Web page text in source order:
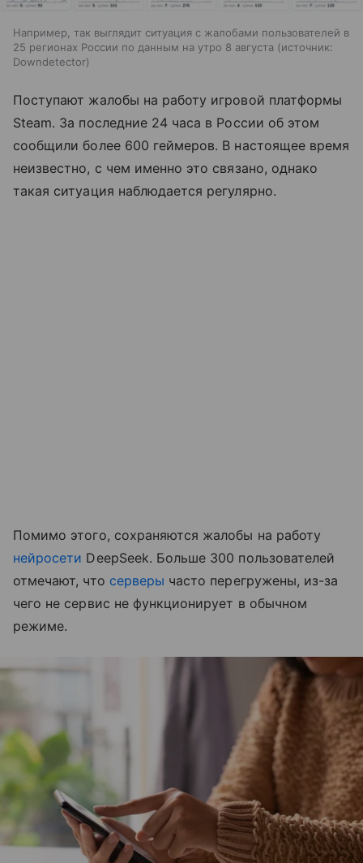
Например, так выглядит ситуация с жалобами пользователей в
25 регионах России по данным на утро 8 августа
источник:
Downdetector
Поступают жалобы на работу игровой платформы
Steam. За последние 24 часа в России об этом
сообщили более 600 геймеров. В настоящее время
неизвестно, с чем именно это связано, однако
такая ситуация наблюдается регулярно.
Помимо этого, сохраняются жалобы на работу
нейросети DeepSeek. Больше 300 пользователей
отмечают, что серверы часто перегружены, из-за
чего не сервис не функционирует в обычном
режиме.